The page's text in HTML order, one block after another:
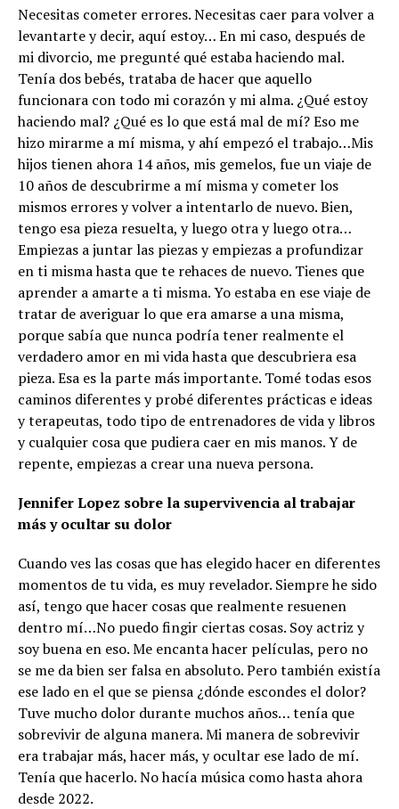
Necesitas cometer errores. Necesitas caer para volver a
levantarte y decir, aquí estoy… En mi caso, después de
mi divorcio, me pregunté qué estaba haciendo mal.
Tenía dos bebés, trataba de hacer que aquello
funcionara con todo mi corazón y mi alma. ¿Qué estoy
haciendo mal? ¿Qué es lo que está mal de mí? Eso me
hizo mirarme a mí misma, y ahí empezó el trabajo…Mis
hijos tienen ahora 14 años, mis gemelos, fue un viaje de
10 años de descubrirme a mí misma y cometer los
mismos errores y volver a intentarlo de nuevo. Bien,
tengo esa pieza resuelta, y luego otra y luego otra…
Empiezas a juntar las piezas y empiezas a profundizar
en ti misma hasta que te rehaces de nuevo. Tienes que
aprender a amarte a ti misma. Yo estaba en ese viaje de
tratar de averiguar lo que era amarse a una misma,
porque sabía que nunca podría tener realmente el
verdadero amor en mi vida hasta que descubriera esa
pieza. Esa es la parte más importante. Tomé todas esos
caminos diferentes y probé diferentes prácticas e ideas
y terapeutas, todo tipo de entrenadores de vida y libros
y cualquier cosa que pudiera caer en mis manos. Y de
repente, empiezas a crear una nueva persona.
Jennifer Lopez sobre la supervivencia al trabajar
más y ocultar su dolor
Cuando ves las cosas que has elegido hacer en diferentes
momentos de tu vida, es muy revelador. Siempre he sido
así, tengo que hacer cosas que realmente resuenen
dentro mí…No puedo fingir ciertas cosas. Soy actriz y
soy buena en eso. Me encanta hacer películas, pero no
se me da bien ser falsa en absoluto. Pero también existía
ese lado en el que se piensa ¿dónde escondes el dolor?
Tuve mucho dolor durante muchos años… tenía que
sobrevivir de alguna manera. Mi manera de sobrevivir
era trabajar más, hacer más, y ocultar ese lado de mí.
Tenía que hacerlo. No hacía música como hasta ahora
desde 2022.